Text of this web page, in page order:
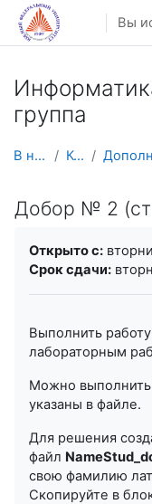
Перейти к основному
Вы
группа
В начало Курсы
Добор № 2
Открыто с:
Срок сдачи:
Выполнить
лабораторным
Можно выполнить
указаны в файле.
Для решения
файл
свою фамилию
Скопируйте в